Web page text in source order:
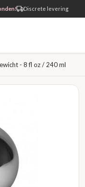
Discrete levering
- 8 fl oz / 240 ml